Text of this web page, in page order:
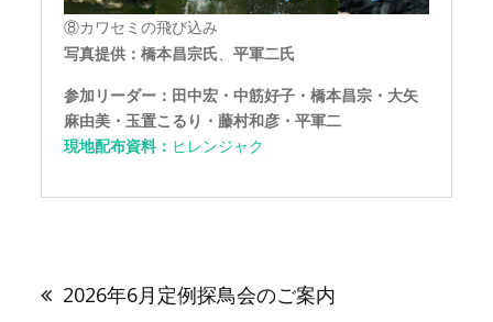
⑧カワセミの飛び込み
写真提供：橋本昌宗氏 、平軍二氏
参加リーダー：田中宏・中筋好子・橋本昌宗・大矢
麻由美・玉置こるり・藤村和彦・平軍二
現地配布資料： ヒレンジャク
ナ 2026年6月定例探鳥会のご案内